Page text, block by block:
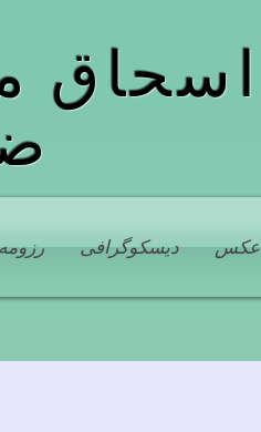
اسحاق
دیسکوگرافی عکس